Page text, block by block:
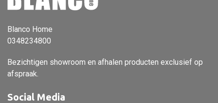
Lampenkappen
Alle deco
Vaas
Kandelaar
Blanco Home
0348234800
Bezichtigen showroom en afhalen producten exclusief op
afspraak.
Social Media